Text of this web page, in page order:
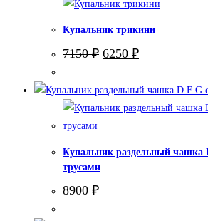
Купальник трикини
7150₽ Первоначальная
7150 ₽.
6250 ₽Текущая
Купальник раздельный чашка
трусами
8900 ₽